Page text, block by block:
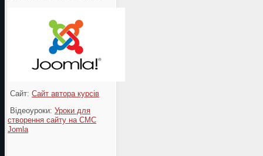
Сайт: Сайт автора курсів
Відеоуроки: Уроки для
створення сайту на СМС
Jomla